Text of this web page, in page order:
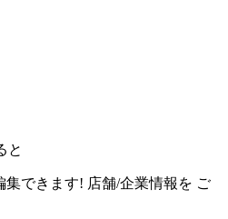
と
集できます! 店舗/企業情報を ご